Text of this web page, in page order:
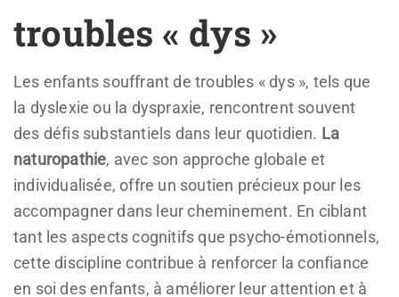
troubles « dys »
Les enfants souffrant de troubles « dys », tels que
la dyslexie ou la dyspraxie, rencontrent souvent
des défis substantiels dans leur quotidien. La
naturopathie, avec son approche globale et
individualisée, offre un soutien précieux pour les
accompagner dans leur cheminement. En ciblant
tant les aspects cognitifs que psycho-émotionnels,
cette discipline contribue à renforcer la confiance
en soi des enfants, à améliorer leur attention et à